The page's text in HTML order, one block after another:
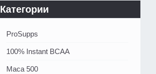
Категории
ProSupps
100% Instant BCAA
Maca 500